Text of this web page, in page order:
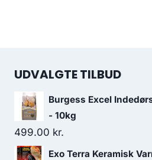
UDVALGTE TILBUD
Burgess Excel
- 10kg
499.00 kr.
Exo Terra Keramisk